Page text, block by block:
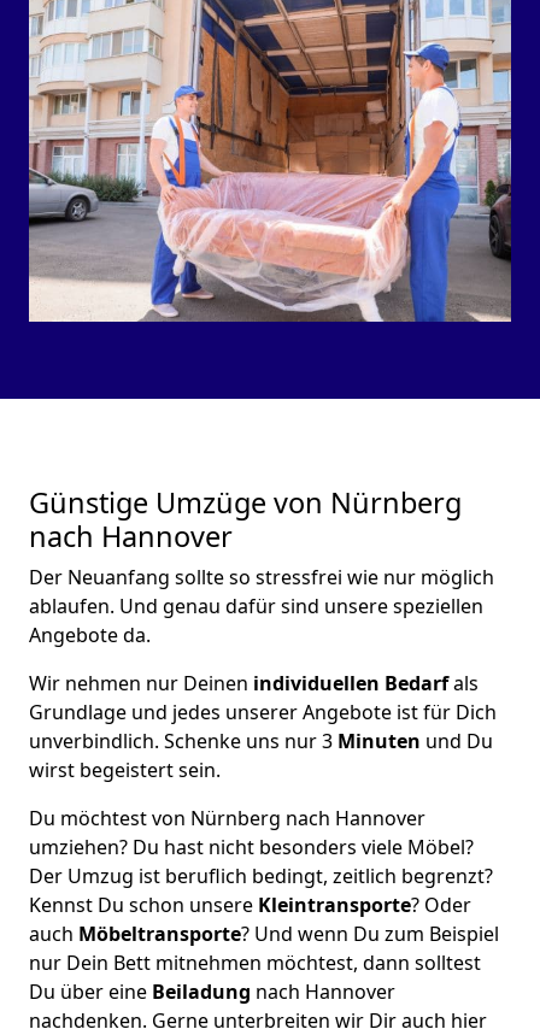
Günstige Umzüge von Nürnberg
nach Hannover
Der Neuanfang sollte so stressfrei wie nur möglich
ablaufen. Und genau dafür sind unsere speziellen
Angebote da.
Wir nehmen nur Deinen individuellen Bedarfals
Grundlage und jedes unserer Angebote ist für Dich
unverbindlich. Schenke uns nur 3 Minuten und Du
wirst begeistert sein.
Du möchtest von Nürnberg nach Hannover
umziehen? Du hast nicht besonders viele Möbel?
Der Umzug ist beruflich bedingt, zeitlich begrenzt?
Kennst Du schon unsere Kleintransporte? Oder
auch Möbeltransporte? Und wenn Du zum Beispiel
nur Dein Bett mitnehmen möchtest, dann solltest
Du über eine Beiladung nach Hannover
nachdenken. Gerne unterbreiten wir Dir auch hier